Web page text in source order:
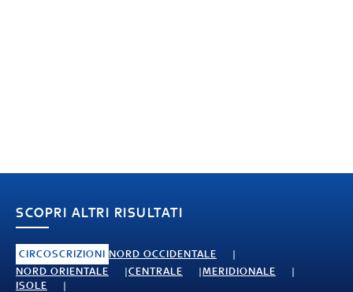
SCOPRI ALTRI RISULTATI
CIRCOSCRIZIONI NORD OCCIDENTALE
NORD ORIENTALE
CENTRALE
MERIDIONALE
ISOLE